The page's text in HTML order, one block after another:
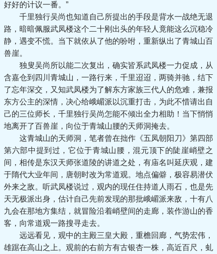
好好的计议一番。”
千里独行吴尚也知道自己所提出的手段是背水一战绝无退
路，暗暗佩服武凤楼这个二十刚出头的年轻人竟能这么沉稳冷
静，遇变不慌。当下就依从了他的吩咐，重新纵出了青城山百
兽崖。
独叟吴尚所以能二次复出，确实皆系武凤楼一力促成，从
含嘉仓到四川青城山，一路行来，千里迢迢，两骑并驰，结下
了忘年深交，又知武凤楼为了解东方家族三代人的危难，兼报
东方公主的深情，决心给峨嵋派以沉重打击，为此不惜请出自
己的三位师长，千里独行吴尚怎能不倾出全力相助！当下悄悄
地离开了百兽崖，向位于青城山腰的天师洞掩去。
这青城山的天师洞，笔者曾在拙作《五凤朝阳刀》第四部
第六部中提到过，它位于青城山腰，混元顶下的陡崖峭壁之
间，相传是东汉天师张道陵的讲道之处，有庙名叫延庆观，建
于隋代大业年间，唐朝时改为常道观。地点偏僻，极容易潜伏
外来之敌。听武凤楼说过，观内的现任住持道人雨石，也是先
天无极派出身，估计自己先前发现的那批峨嵋派来敌，十有八
九会在那地方集结，就冒险沿着峭壁间的走廊，装作游山的香
客，向常道观一路搜寻走去。
远远看见，观中的主殿三皇大殿，重檐回廊，气势宏伟，
雄踞在高山之上。观前的右前方有古银杏一株，高近百尺，虬